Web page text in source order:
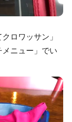
ロワッサン」
ニュー」でい